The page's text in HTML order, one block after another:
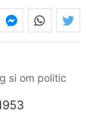
si om politic